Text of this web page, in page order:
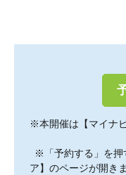
※本開催は【マイナ
※「予約する」を押
ア】のページが開き